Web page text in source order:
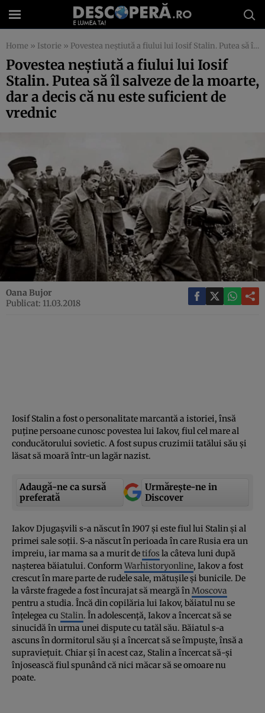
Home » Istorie » Povestea neştiută a fiului lui Iosif Stalin. Putea să îl salveze de la moarte, dar a decis că nu este suficient de vrednic
Povestea neştiută a fiului lui Iosif
Stalin. Putea să îl salveze de la moarte,
dar a decis că nu este suficient de
vrednic
Oana Bujor
Publicat: 11.03.2018
Iosif Stalin a fost o personalitate marcantă a istoriei, însă
puţine persoane cunosc povestea lui Iakov, fiul cel mare al
conducătorului sovietic. A fost supus cruzimii tatălui său şi
lăsat să moară într-un lagăr nazist.
Adaugă-ne ca sursă
preferată
Urmărește-ne in
Discover
Iakov Djugaşvili s-a născut în 1907 şi este fiul lui Stalin şi al
primei sale soţii. S-a născut în perioada în care Rusia era un
impreiu, iar mama sa a murit detifos la câteva luni după
naşterea băiatului. ConformWarhistoryonline, Iakov a fost
crescut în mare parte de rudele sale, mătuşile şi bunicile. De
la vârste fragede a fost încurajat să meargă înMoscova
pentru a studia. Încă din copilăria lui Iakov, băiatul nu se
înţelegea cu Stalin. În adolescenţă, Iakov a încercat să se
sinucidă în urma unei dispute cu tatăl său. Băiatul s-a
ascuns în dormitorul său şi a încercat să se împuşte, însă a
supravieţuit. Chiar şi în acest caz, Stalin a încercat să-şi
înjosească fiul spunând că nici măcar să se omoare nu
poate.